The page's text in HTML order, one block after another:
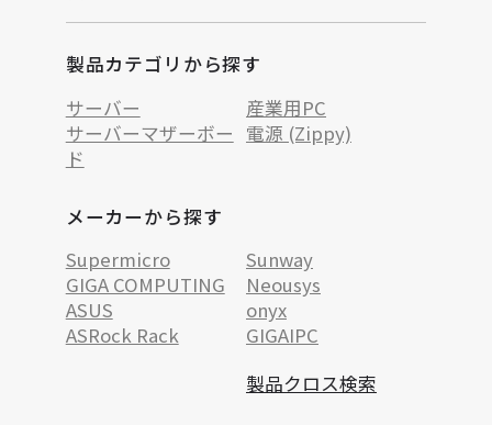
製品カテゴリから探す
サーバー
産業用PC
サーバーマザーボー
ド
電源 (Zippy)
メーカーから探す
Supermicro
Sunway
GIGA COMPUTING
Neousys
ASUS
onyx
ASRock Rack
GIGAIPC
製品クロス検索